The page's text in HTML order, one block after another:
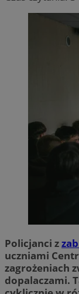
Policjanci z
uczniami
zagrożeniach
dopalaczami.